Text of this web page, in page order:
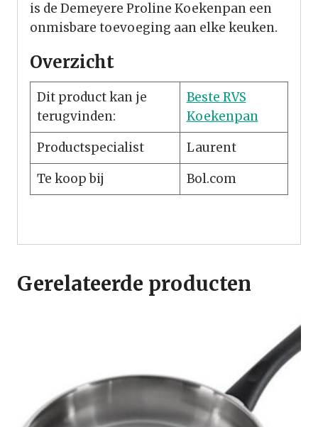
is de Demeyere Proline Koekenpan een
onmisbare toevoeging aan elke keuken.
Overzicht
Dit product kan je
terugvinden:
Beste RVS
Koekenpan
Productspecialist
Laurent
Te koop bij
Bol.com
Gerelateerde producten